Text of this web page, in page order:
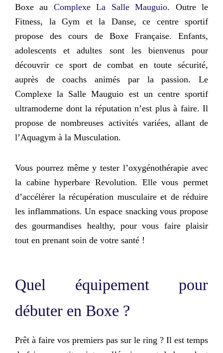
Boxe au Complexe La Salle Mauguio. Outre le
Fitness, la Gym et la Danse, ce centre sportif
propose des cours de Boxe Française. Enfants,
adolescents et adultes sont les bienvenus pour
découvrir ce sport de combat en toute sécurité,
auprès de coachs animés par la passion. Le
Complexe la Salle Mauguio est un centre sportif
ultramoderne dont la réputation n’est plus à faire. Il
propose de nombreuses activités variées, allant de
l’Aquagym à la Musculation.
Vous pourrez même ytester l’oxygénothérapie avec
la cabine hyperbare Revolution. Elle vous permet
d’accélérer la récupération musculaire et de réduire
les inflammations. Un espace snacking vous propose
des gourmandises healthy, pour vous faire plaisir
tout en prenant soin de votre santé !
Quel équipement pour
débuter en Boxe ?
Prêt à faire vos premiers pas sur le ring ? Il est temps